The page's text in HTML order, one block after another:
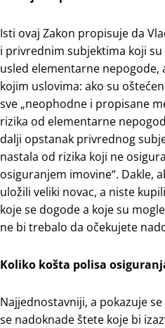
Isti ovaj Zakon propisuje da
i privrednim subjektima koji
usled elementarne nepogode,
kojim uslovima: ako su
sve „neophodne i propisane
rizika od elementarne
dalji opstanak privrednog
nastala od rizika koji ne
osiguranjem imovine“. Dakle,
uložili veliki novac, a niste
koje se dogode a koje su
ne bi trebalo da očekujete
Koliko košta polisa
Najjednostavniji, a pokazuje
se nadoknade štete koje bi